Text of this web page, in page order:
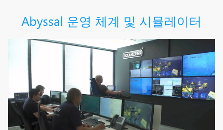
Abyssal 운영 체계 및 시뮬레이터